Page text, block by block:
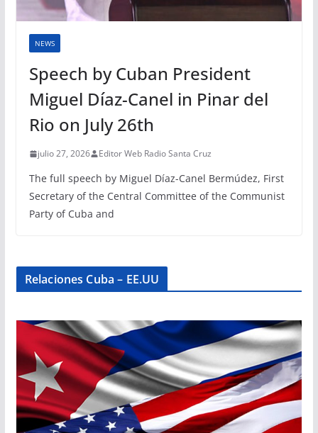
NEWS
Speech by Cuban President
Miguel Díaz-Canel in Pinar del
Rio on July 26th
julio 27, 2026 Editor Web Radio Santa Cruz
The full speech by Miguel Díaz-Canel Bermúdez, First
Secretary of the Central Committee of the Communist
Party of Cuba and
Relaciones Cuba – EE.UU